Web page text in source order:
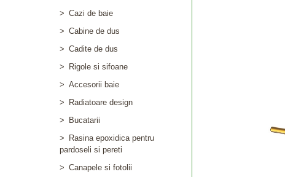
> Cazi de baie
> Cabine de dus
> Cadite de dus
>
Rigole si sifoane
> Accesorii baie
>
Radiatoare design
>
Bucatarii
>
Rasina epoxidica pentru
pardoseli si pereti
> Canapele si fotolii